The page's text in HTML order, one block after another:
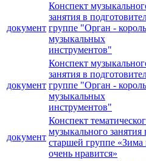
документ
Конспект
занятия в
группе "Орган - король
музыкальных
инструментов"
документ
Конспект
занятия в
группе "Орган - король
музыкальных
инструментов"
документ
Конспект
музыкального занятия
старшей группе «Зима
очень нравится»